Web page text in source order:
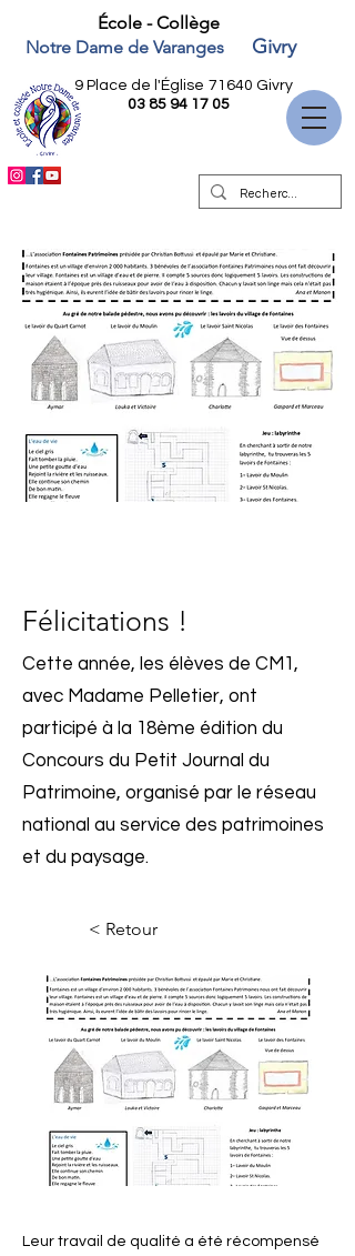
École - Collège
Notre Dame de Varanges
Givry
9 Place de l'Église 71640 Givry
03 85 94 17 05
Félicitations !
Cette année, les élèves de CM1,
avec Madame Pelletier, ont
participé à la 18ème édition du
Concours du Petit Journal du
Patrimoine, organisé par le réseau
national au service des patrimoines
et du paysage.
< Retour
Leur travail de qualité a été récompensé